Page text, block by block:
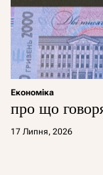
Економіка
про що
17 Липня, 2026